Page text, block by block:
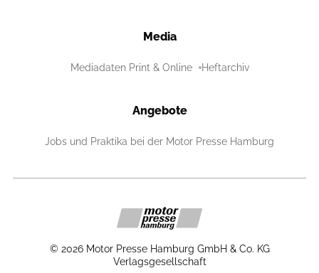
Media
Mediadaten Print & Online Heftarchiv
Angebote
Jobs und Praktika bei der Motor Presse Hamburg
© 2026 Motor Presse Hamburg GmbH & Co. KG
Verlagsgesellschaft